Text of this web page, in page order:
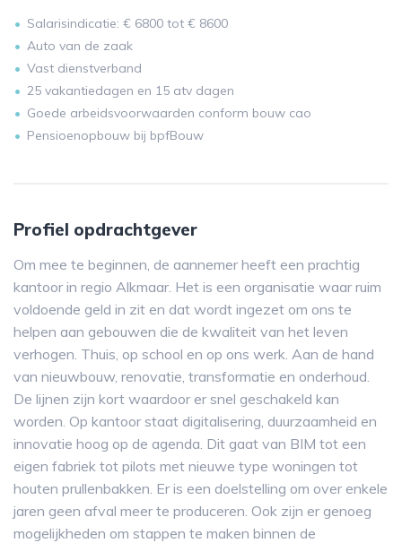
Salarisindicatie: € 6800 tot € 8600
Auto van de zaak
Vast dienstverband
25 vakantiedagen en 15 atv dagen
Goede arbeidsvoorwaarden conform bouw cao
Pensioenopbouw bij bpfBouw
Profiel opdrachtgever
Om mee te beginnen, de aannemer heeft een prachtig
kantoor in regio Alkmaar. Het is een organisatie waar ruim
voldoende geld in zit en dat wordt ingezet om ons te
helpen aan gebouwen die de kwaliteit van het leven
verhogen. Thuis, op school en op ons werk. Aan de hand
van nieuwbouw, renovatie, transformatie en onderhoud.
De lijnen zijn kort waardoor er snel geschakeld kan
worden. Op kantoor staat digitalisering, duurzaamheid en
innovatie hoog op de agenda. Dit gaat van BIM tot een
eigen fabriek tot pilots met nieuwe type woningen tot
houten prullenbakken. Er is een doelstelling om over enkele
jaren geen afval meer te produceren. Ook zijn er genoeg
mogelijkheden om stappen te maken binnen de